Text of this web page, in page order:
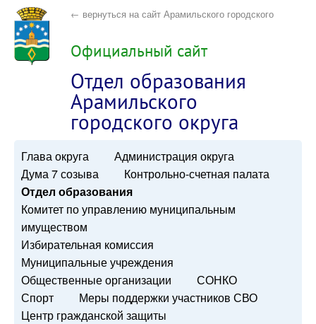
← вернуться на сайт Арамильского городского
округа
Официальный сайт
Отдел образования
Арамильского
городского округа
Глава округа
Администрация округа
Дума 7 созыва
Контрольно-счетная палата
Отдел образования
Комитет по управлению муниципальным
имуществом
Избирательная комиссия
Муниципальные учреждения
Общественные организации
СОНКО
Спорт
Меры поддержки участников СВО
Центр гражданской защиты